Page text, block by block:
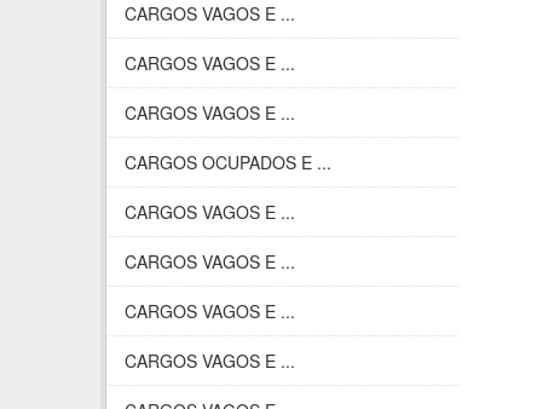
CARGOS VAGOS E ...
CARGOS VAGOS E ...
CARGOS VAGOS E ...
CARGOS OCUPADOS E ...
CARGOS VAGOS E ...
CARGOS VAGOS E ...
CARGOS VAGOS E ...
CARGOS VAGOS E ...